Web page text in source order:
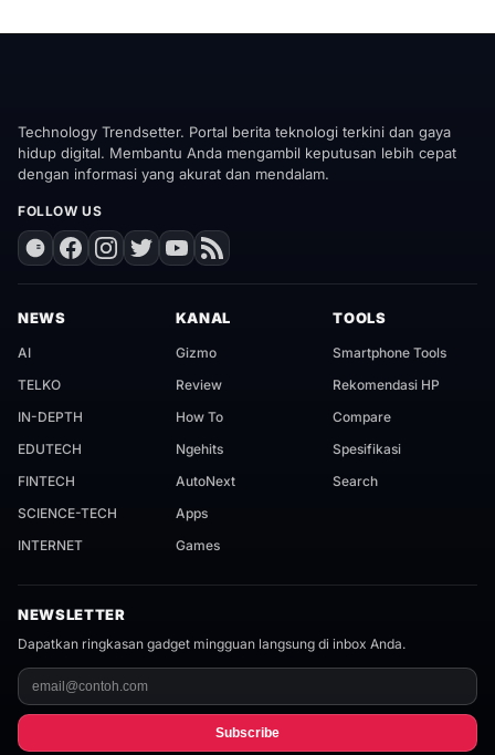
Technology Trendsetter. Portal berita teknologi terkini dan gaya
hidup digital. Membantu Anda mengambil keputusan lebih cepat
dengan informasi yang akurat dan mendalam.
FOLLOW US
NEWS
AI
TELKO
IN-DEPTH
EDUTECH
FINTECH
SCIENCE-TECH
INTERNET
KANAL
Gizmo
Review
How To
Ngehits
AutoNext
Apps
Games
TOOLS
Smartphone Tools
Rekomendasi HP
Compare
Spesifikasi
Search
NEWSLETTER
Dapatkan ringkasan gadget mingguan langsung di inbox Anda.
Subscribe